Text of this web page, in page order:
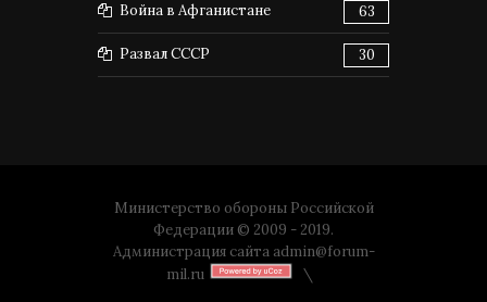
Война в Афганистане 63
Развал СССР 30
Министерство обороны Российской
Федерации © 2009 - 2019.
Администрация сайта admin@forum-
mil.ru